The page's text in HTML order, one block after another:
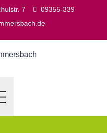
7
09355-339